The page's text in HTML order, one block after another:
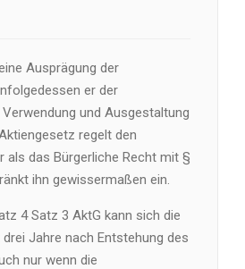
Ausprägung der
er der
und Ausgestaltung
regelt den
als das Bürgerliche Recht mit §
ihn gewissermaßen ein.
4 Satz 3 AktG kann sich die
Jahre nach Entstehung des
nur wenn die